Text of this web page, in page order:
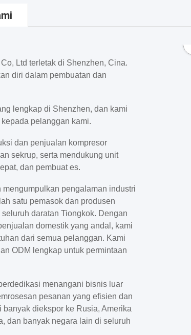
Ltd terletak di Shenzhen, Cina.
diri dalam pembuatan dan
lengkap di Shenzhen, dan kami
pelanggan kami.
dan penjualan kompresor
sekrup, serta mendukung unit
dan pembuat es.
pengalaman industri
satu pemasok dan produsen
daratan Tiongkok. Dengan
domestik yang andal, kami
dari semua pelanggan. Kami
ODM lengkap untuk permintaan
menangani bisnis luar
pesanan yang efisien dan
diekspor ke Rusia, Amerika
dan banyak negara lain di seluruh